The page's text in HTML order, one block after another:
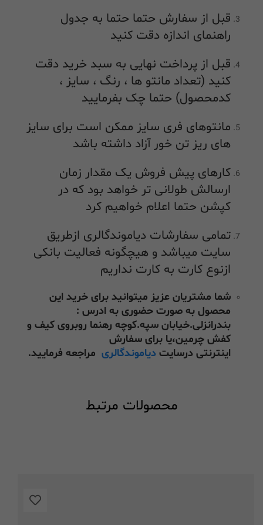
قبل از سفارش حتما حتما به جدول
راهنمای اندازه دقت کنید
قبل از پرداخت نهایی به سبد خرید دقت
کنید (تعداد مانتو ها ، رنگ ، سایز ،
کدمحصول) حتما چک بفرمایید
مانتوهای فری سایز ممکن است برای سایز
های ریز تن خور آزاد داشته باشد
کارهای پیش فروش یک مقدار زمان
ارسالش طولانی تر خواهد بود که در
کپشن حتما اعلام خواهیم کرد
تمامی سفارشات دیاموندگالری ازطریق
سایت میباشد و هیچگونه فعالیت بانکی
ازنوع کارت به کارت نداریم
شما مشتریان عزیز میتوانید برای خرید این
محصول به صورت حضوری به ادرس :
بندرانزلی.خیابان سپه.کوچه رهنما روبروی کیف و
کفش چرمین،یا برای سفارش
اینترنتی درسایت دیاموندگالری مراجعه فرمایید.
محصولات مرتبط